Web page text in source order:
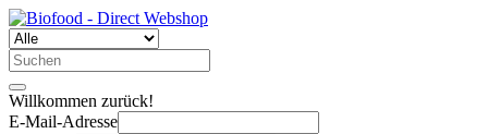
Willkommen zurück!
E-Mail-Adresse